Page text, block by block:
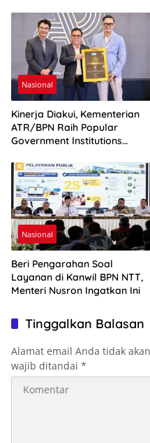
Nasional
Kinerja Diakui, Kementerian
ATR/BPN Raih Popular
Government Institutions
Nasional
Beri Pengarahan Soal
Layanan di Kanwil BPN NTT,
Menteri Nusron Ingatkan Ini
Tinggalkan Balasan
Alamat email Anda tidak
wajib ditandai *